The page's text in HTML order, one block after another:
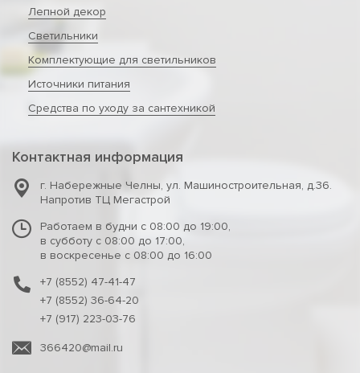
Лепной декор
Светильники
Комплектующие для светильников
Источники питания
Средства по уходу за сантехникой
Контактная информация
г. Набережные Челны, ул. Машиностроительная, д.36.
Напротив ТЦ Мегастрой
Работаем в будни с 08:00 до 19:00,
в субботу с 08:00 до 17:00,
в воскресенье с 08:00 до 16:00
+7 (8552) 47-41-47
+7 (8552) 36-64-20
+7 (917) 223-03-76
366420@mail.ru